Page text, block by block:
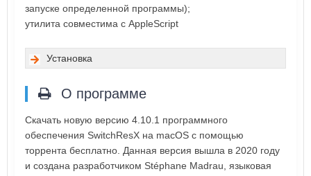
запуске определенной программы);
утилита совместима с AppleScript
Установка
О программе
Скачать новую версию 4.10.1 программного
обеспечения SwitchResX на macOS с помощью
торрента бесплатно. Данная версия вышла в 2020 году
и создана разработчиком Stéphane Madrau, языковая